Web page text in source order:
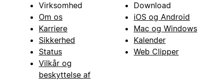
Virksomhed
Om os
Karriere
Sikkerhed
Status
Vilkår og
beskyttelse af
Download
iOS og Android
Mac og Windows
Kalender
Web Clipper